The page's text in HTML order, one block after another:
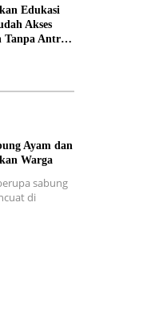
Edukasi
Akses
Tanpa Antre
Ayam dan
Warga
sabung
di